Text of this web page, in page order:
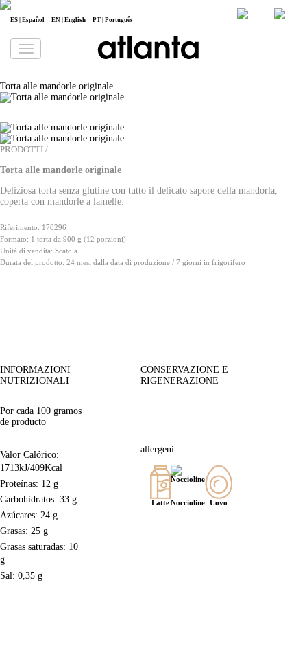
ES | Español EN | English PT | Português
La informiamo che i Suoi dati personali saranno trattati da atlanta Restauración Temática S.L. al fine di inviarLe la nostra
newsletter. Potrà esercitare in qualsiasi momento i Suoi diritti di accesso, rettifica, cancellazione, portabilità e limitazione del
trattamento scrivendo all'indirizzo
dpd@grupoatlanta.es
. Può consultare informazioni aggiuntive e dettagliate sul trattamento dei
Torta alle mandorle originale
PRODOTTI /
Torta alle mandorle originale
Deliziosa torta senza glutine con tutto il delicato sapore della mandorla,
coperta con mandorle a lamelle.
Riferimento: 170296
Formato: 1 torta da 900 g (12 porzioni)
Unità di vendita: Scatola
Durata del prodotto: 24 mesi dalla data di produzione / 7 giorni in frigorifero
INFORMAZIONI
NUTRIZIONALI
Por cada 100 gramos
de producto
Valor Calórico:
1713kJ/409Kcal
Proteínas: 12 g
Carbohidratos: 33 g
Azúcares: 24 g
Grasas: 25 g
Grasas saturadas: 10
g
Sal: 0,35 g
CONSERVAZIONE E
RIGENERAZIONE
allergeni
Latte Noccioline Uovo